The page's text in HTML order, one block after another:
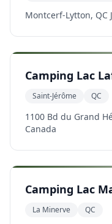
Montcerf-Lytton, QC
Camping Lac
Saint-Jérôme QC
1100 Bd du Grand
Canada
Camping Lac
La Minerve QC